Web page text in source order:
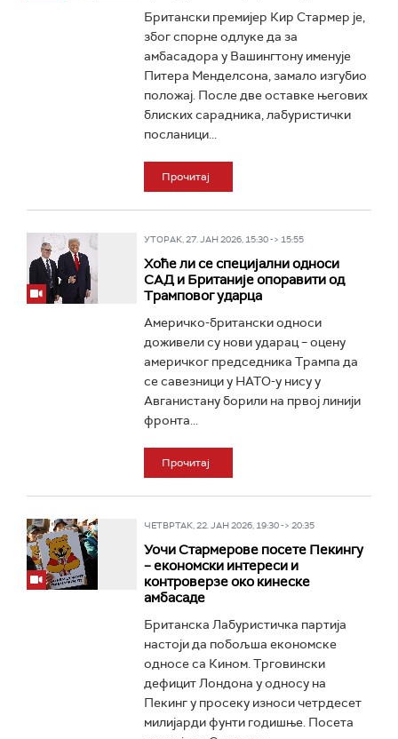
Британски премијер Кир Стармер је,
због спорне одлуке да за
амбасадора у Вашингтону именује
Питера Менделсона, замало изгубио
положај. После две оставке његових
блиских сарадника, лабуристички
посланици...
Прочитај
УТОРАК, 27. ЈАН 2026, 15:30 -> 15:55
Хоће ли се специјални односи
САД и Британије опоравити од
Трамповог ударца
Америчко-британски односи
доживели су нови ударац – оцену
америчког председника Трампа да
се савезници у НАТО-у нису у
Авганистану борили на првој линији
фронта...
Прочитај
ЧЕТВРТАК, 22. ЈАН 2026, 19:30 -> 20:35
Уочи Стармерове посете Пекингу
– економски интереси и
контроверзе око кинеске
амбасаде
Британска Лабуристичка партија
настоји да побољша економске
односе са Кином. Трговински
дефицит Лондона у односу на
Пекинг у просеку износи четрдесет
милијарди фунти годишње. Посета